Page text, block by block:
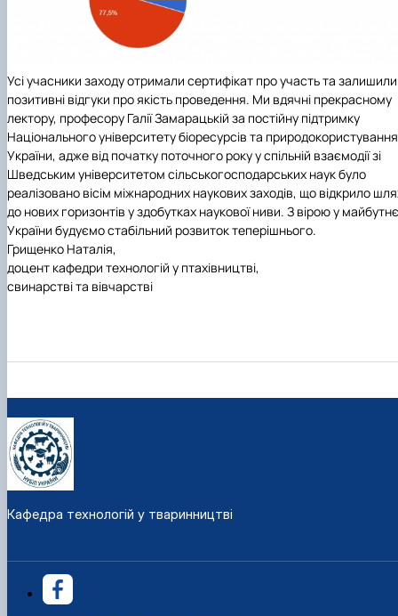
Усі учасники заходу отримали сертифікат про участь та залишили
позитивні відгуки про якість проведення. Ми вдячні прекрасному
лектору, професору Галії Замарацькій за постійну підтримку
Національного університету біоресурсів та природокористування
України, адже від початку поточного року у спільній взаємодії зі
Шведським університетом сільськогосподарських наук було
реалізовано вісім міжнародних наукових заходів, що відкрило
до нових горизонтів у здобутках наукової ниви. З вірою у майбутнє
України будуємо стабільний розвиток теперішнього.
Грищенко Наталія,
доцент кафедри технологій у птахівництві,
свинарстві та вівчарстві
Кафедра технологій у тваринництві